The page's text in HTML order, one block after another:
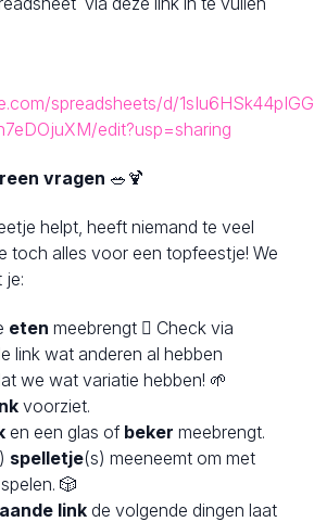
spreadsheets/d/
edit?usp=sharing
vragen 🥗🍹
helpt, heeft niemand te veel
toch alles voor een topfeestje! We
je:
eten meebrengt  Check via
link wat anderen al hebben
we wat variatie hebben! 🌱
voorziet.
en een glas of beker meebrengt.
spelletje(s) meeneemt om met
🎲
link de volgende dingen laat